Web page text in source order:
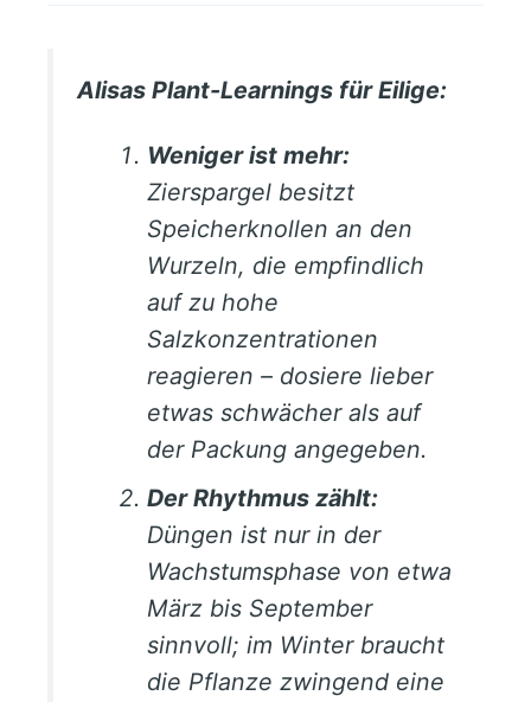
Alisas Plant-Learnings für Eilige:
Weniger ist mehr:
Zierspargel besitzt
Speicherknollen an den
Wurzeln, die empfindlich
auf zu hohe
Salzkonzentrationen
reagieren – dosiere lieber
etwas schwächer als auf
der Packung angegeben.
Der Rhythmus zählt:
Düngen ist nur in der
Wachstumsphase von etwa
März bis September
sinnvoll; im Winter braucht
die Pflanze zwingend eine